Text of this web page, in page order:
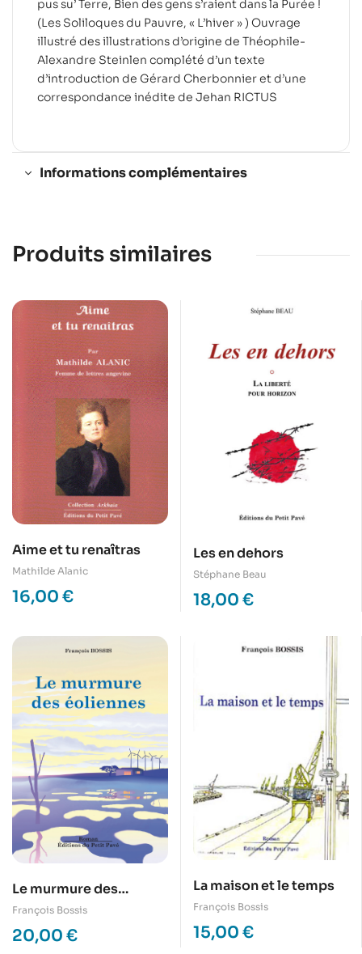
pus su’ Terre, Bien des gens s’raient dans la Purée !
(Les Soliloques du Pauvre, « L’hiver » ) Ouvrage
illustré des illustrations d’origine de Théophile-
Alexandre Steinlen complété d’un texte
d’introduction de Gérard Cherbonnier et d’une
correspondance inédite de Jehan RICTUS
Informations complémentaires
Produits similaires
Aime et tu renaîtras
Mathilde Alanic
16,00 €
Les en dehors
Stéphane Beau
18,00 €
Le murmure des
éoliennes
François Bossis
20,00 €
La maison et le temps
François Bossis
15,00 €